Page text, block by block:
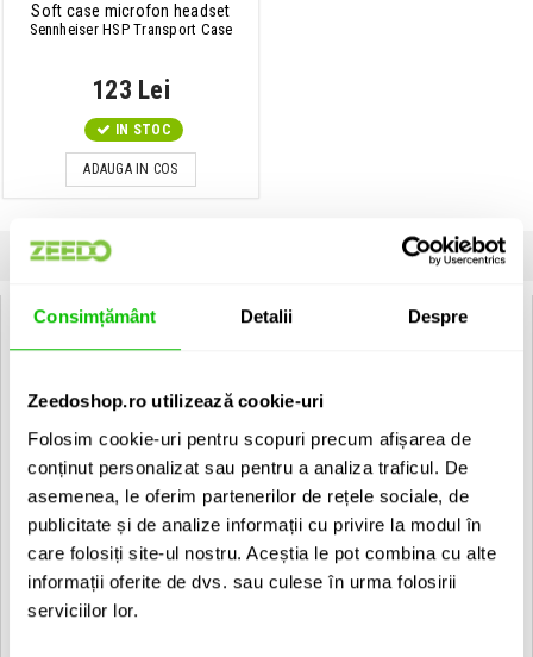
Consimțământ Detalii Despre
Zeedoshop.ro utilizează cookie-uri
Folosim cookie-uri pentru scopuri precum afișarea de
conținut personalizat sau pentru a analiza traficul. De
asemenea, le oferim partenerilor de rețele sociale, de
publicitate și de analize informații cu privire la modul în
care folosiți site-ul nostru. Aceștia le pot combina cu alte
informații oferite de dvs. sau culese în urma folosirii
serviciilor lor.
Soft case microfon headset
Sennheiser HSP Transport Case
123 Lei
IN STOC
ADAUGA IN COS
INFORMATII 0)
Sennheiser HSP 4 EW-3:
reglabila este discreta si confortabila in timpul utilizarii.
transmitatoare Sennheiser bodypack, in functie de cablul de
conector. Pentru aplicatii cu fir, headmic poate fi utilizat cu
adaptorul phantom power MZA 900 P / MZA 900 P-4.
Raspuns in frecventa: 40Hz - 20kHz
Impedanta: 1000 Ohmi
SPL maxim: 150dB
Lungime cablu: 1.6m
Culoarea bej